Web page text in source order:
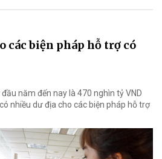
các biện pháp hỗ trợ có
năm đến nay là 470 nghìn tỷ VND
nhiều dư địa cho các biện pháp hỗ trợ